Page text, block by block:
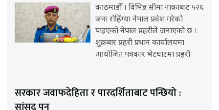
काठमाडौँ । विभिन्न सीमा नाकाबाट ५२६
जना रोहिंग्या नेपाल प्रवेश गरेको
पाइएको नेपाल प्रहरीले जनाएको छ ।
शुक्रबार प्रहरी प्रधान कार्यालयमा
आयोजित पत्रकार भेटघाटमा प्रहरी
सरकार जवाफदेहिता र पारदर्शिताबाट पन्छियो :